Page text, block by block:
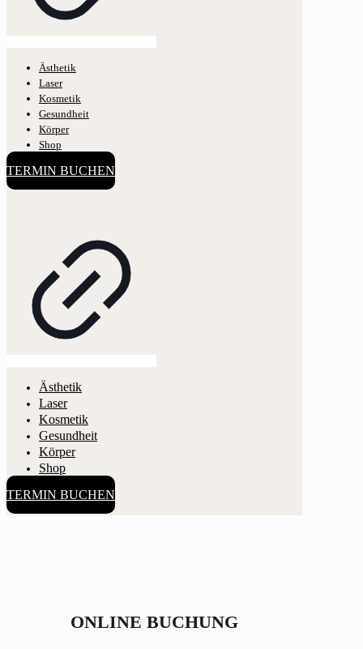
Ästhetik
Laser
Kosmetik
Gesundheit
Körper
Shop
TERMIN BUCHEN
Ästhetik
Laser
Kosmetik
Gesundheit
Körper
Shop
TERMIN BUCHEN
ONLINE BUCHUNG